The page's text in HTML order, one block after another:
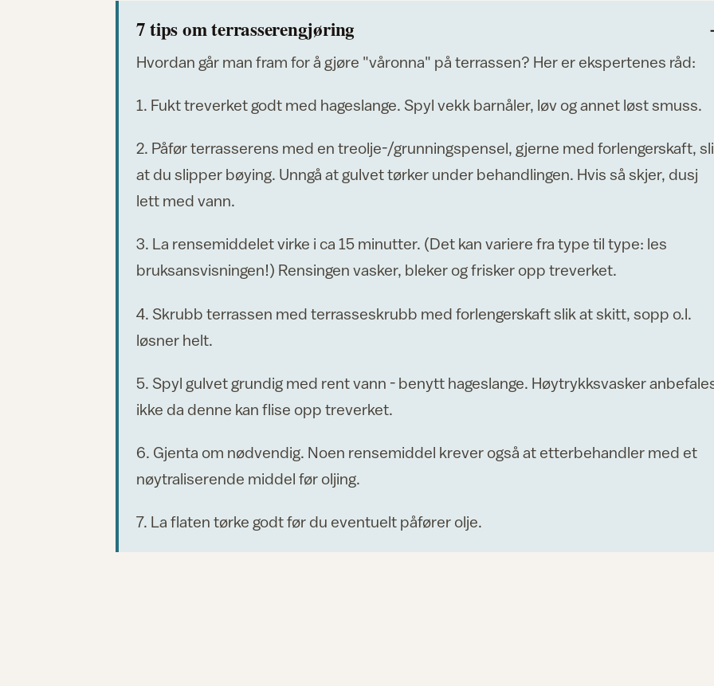
7 tips om terrasserengjøring
Hvordan går man fram for å gjøre "våronna" på terrassen? Her er ekspertenes råd:
1. Fukt treverket godt med hageslange. Spyl vekk barnåler, løv og annet løst smuss.
2. Påfør terrasserens med en treolje-/grunningspensel, gjerne med forlengerskaft,
at du slipper bøying. Unngå at gulvet tørker under behandlingen. Hvis så skjer, dusj
lett med vann.
3. La rensemiddelet virke i ca 15 minutter. (Det kan variere fra type til type: les
bruksansvisningen!) Rensingen vasker, bleker og frisker opp treverket.
4. Skrubb terrassen med terrasseskrubb med forlengerskaft slik at skitt, sopp o.l.
løsner helt.
5. Spyl gulvet grundig med rent vann - benytt hageslange. Høytrykksvasker
ikke da denne kan flise opp treverket.
6. Gjenta om nødvendig. Noen rensemiddel krever også at etterbehandler med et
nøytraliserende middel før oljing.
7. La flaten tørke godt før du eventuelt påfører olje.